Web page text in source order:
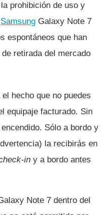
prohibición de uso y
Samsung Galaxy Note 7
espontáneos que han
retirada del mercado
hecho que no puedes
equipaje facturado. Sin
Sólo a bordo y
la recibirás en
in y a bordo antes
Note 7 dentro del